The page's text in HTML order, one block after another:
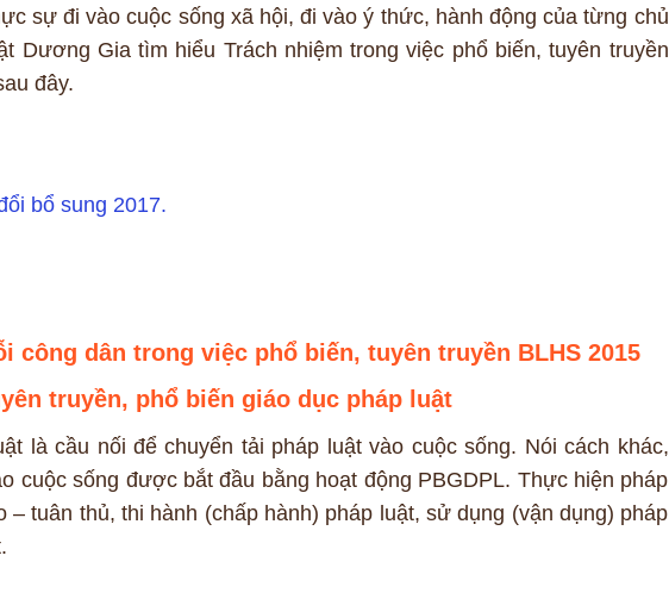
sự đi vào cuộc sống xã hội, đi vào ý thức, hành động của từng chủ
Dương Gia tìm hiểu Trách nhiệm trong việc phổ biến, tuyên truyền
đây.
bổ sung 2017.
công dân trong việc phổ biến, tuyên truyền BLHS 2015
truyền, phổ biến giáo dục pháp luật
là cầu nối để chuyển tải pháp luật vào cuộc sống. Nói cách khác,
cuộc sống được bắt đầu bằng hoạt động PBGDPL. Thực hiện pháp
– tuân thủ, thi hành (chấp hành) pháp luật, sử dụng (vận dụng) pháp